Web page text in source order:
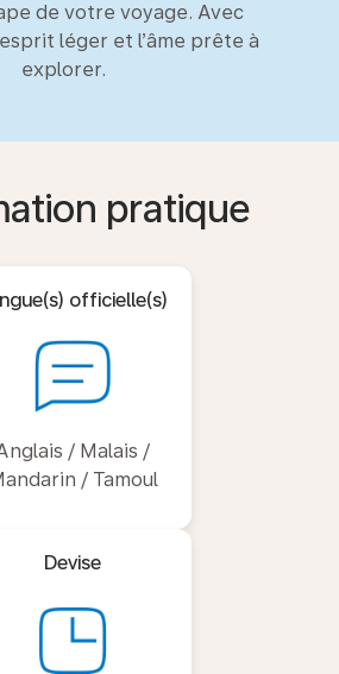
de votre voyage. Avec
léger et l’âme prête à
explorer.
pratique
officielle(s)
/ Malais /
/ Tamoul
Devise